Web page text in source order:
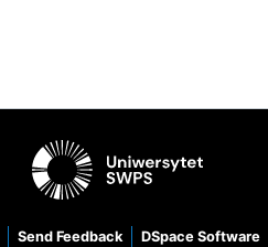
Send Feedback DSpace Software